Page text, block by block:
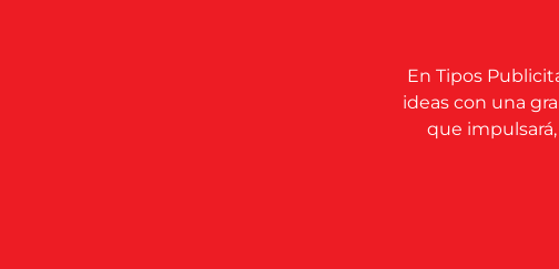
En Tipos
ideas con una
que